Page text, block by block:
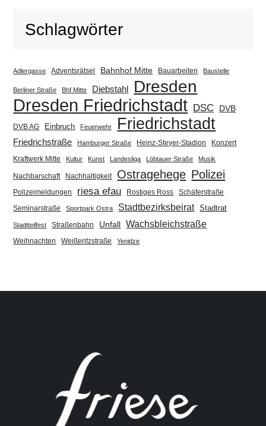
Schlagwörter
Adlergasse Adventsrätsel Bahnhof Mitte Bauarbeiten Baustelle
Berliner Straße Bhf Mitte Diebstahl Dresden
Dresden Friedrichstadt DSC DVB
DVB AG Einbruch Feuerwehr Friedrichstadt
Friedrichstraße Hamburger Straße Heinz-Steyer-Stadion
Konzert
Kraftwerk Mitte
Kultur Kunst Landesliga Löbtauer Straße Musik
Nachbarschaft Nachhaltigkeit Ostragehege Polizei
Polizeimeldungen riesa efau Rostiges Ross Schäferstraße
Seminarstraße Sportpark Ostra Stadtbezirksbeirat Stadtrat
Stadtteilfest Straßenbahn Unfall Wachsbleichstraße
Weihnachten Weißeritzstraße Yenidze